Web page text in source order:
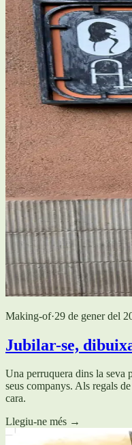
Making-of·29 de gener del
Jubilar-se,
Una perruquera dins la seva
seus companys. Als regals
cara.
Llegiu-ne més →